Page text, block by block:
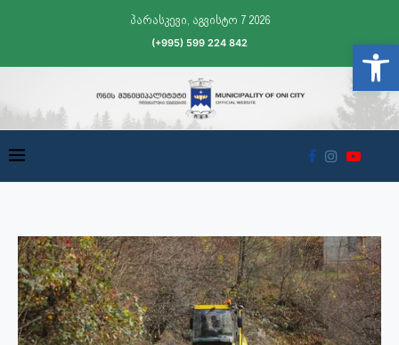
პარასკევი, აგვისტო 7 2026
(+995) 599 224 842